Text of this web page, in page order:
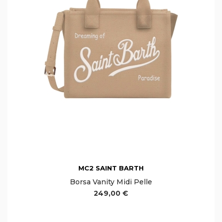
MC2 SAINT BARTH
Borsa Vanity Midi Pelle
249,00 €